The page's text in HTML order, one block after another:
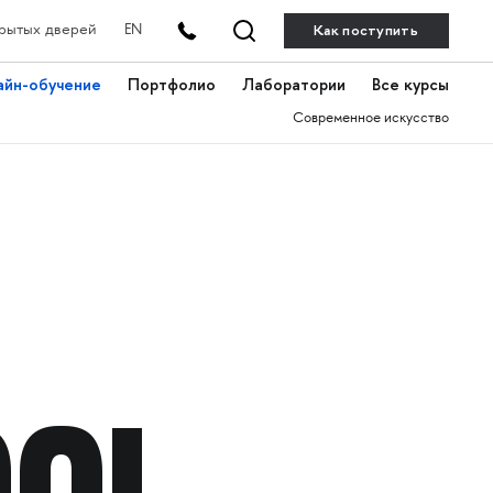
дверей EN Как поступить
обучение Портфолио Лаборатории Все курсы
Современное искусство